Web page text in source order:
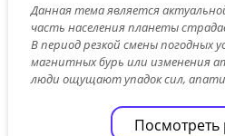
Данная тема является
часть населения планеты
В период резкой смены погодных
магнитных бурь или изменения
люди ощущают упадок сил,
Посмотреть